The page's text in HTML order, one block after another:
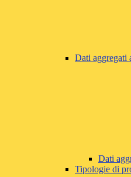
Dati aggregati
Dati
Tipologie di